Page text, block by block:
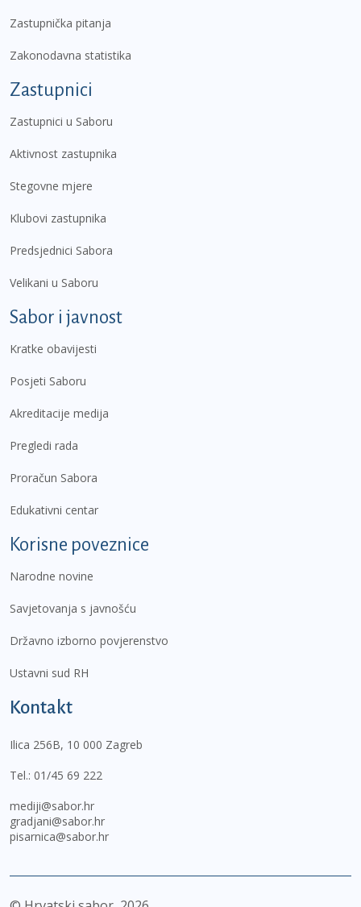
Zastupnička pitanja
Zakonodavna statistika
Zastupnici
Zastupnici u Saboru
Aktivnost zastupnika
Stegovne mjere
Klubovi zastupnika
Predsjednici Sabora
Velikani u Saboru
Sabor i javnost
Kratke obavijesti
Posjeti Saboru
Akreditacije medija
Pregledi rada
Proračun Sabora
Edukativni centar
Korisne poveznice
Narodne novine
Savjetovanja s javnošću
Državno izborno povjerenstvo
Ustavni sud RH
Kontakt
Ilica 256B, 10 000 Zagreb
Tel.: 01/45 69 222
mediji@sabor.hr
gradjani@sabor.hr
pisarnica@sabor.hr